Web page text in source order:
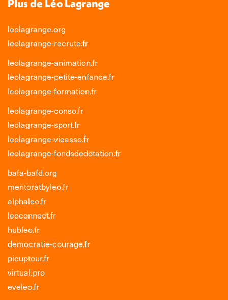
Plus de Léo Lagrange
leolagrange.org
leolagrange-recrute.fr
leolagrange-animation.fr
leolagrange-petite-enfance.fr
leolagrange-formation.fr
leolagrange-conso.fr
leolagrange-sport.fr
leolagrange-vieasso.fr
leolagrange-fondsdedotation.fr
bafa-bafd.org
mentoratbyleo.fr
alphaleo.fr
leoconnect.fr
hubleo.fr
democratie-courage.fr
picuptour.fr
virtual.pro
eveleo.fr